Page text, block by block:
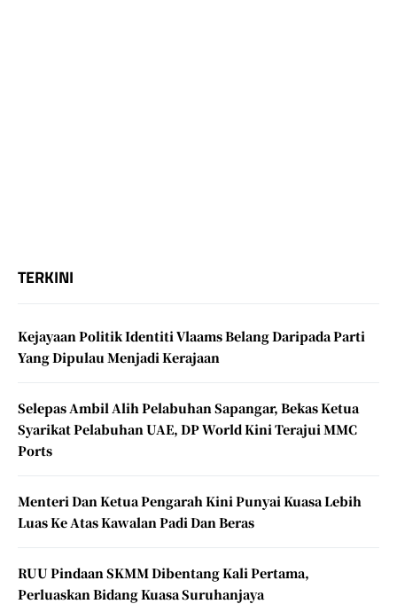
TERKINI
Kejayaan Politik Identiti Vlaams Belang Daripada Parti
Yang Dipulau Menjadi Kerajaan
Selepas Ambil Alih Pelabuhan Sapangar, Bekas Ketua
Syarikat Pelabuhan UAE, DP World Kini Terajui MMC
Ports
Menteri Dan Ketua Pengarah Kini Punyai Kuasa Lebih
Luas Ke Atas Kawalan Padi Dan Beras
RUU Pindaan SKMM Dibentang Kali Pertama,
Perluaskan Bidang Kuasa Suruhanjaya